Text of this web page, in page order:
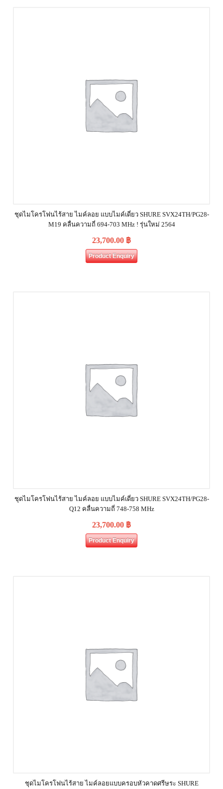
ชุดไมโครโฟนไร้สาย ไมค์ลอย แบบไมค์เดี่ยว SHURE SVX24TH/PG28-
M19 คลื่นความถี่ 694-703 MHz ! รุ่นใหม่ 2564
23,700.00 ฿
Product Enquiry
ชุดไมโครโฟนไร้สาย ไมค์ลอย แบบไมค์เดี่ยว SHURE SVX24TH/PG28-
Q12 คลื่นความถี่ 748-758 MHz
23,700.00 ฿
Product Enquiry
ชุดไมโครโฟนไร้สาย ไมค์ลอยแบบครอบหัวคาดศรีษระ SHURE